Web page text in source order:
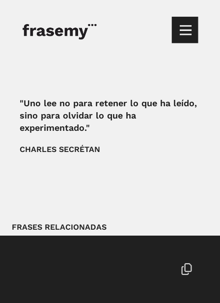
"Uno lee no para retener lo que ha leído,
sino para olvidar lo que ha
experimentado."
CHARLES SECRÉTAN
FRASES RELACIONADAS